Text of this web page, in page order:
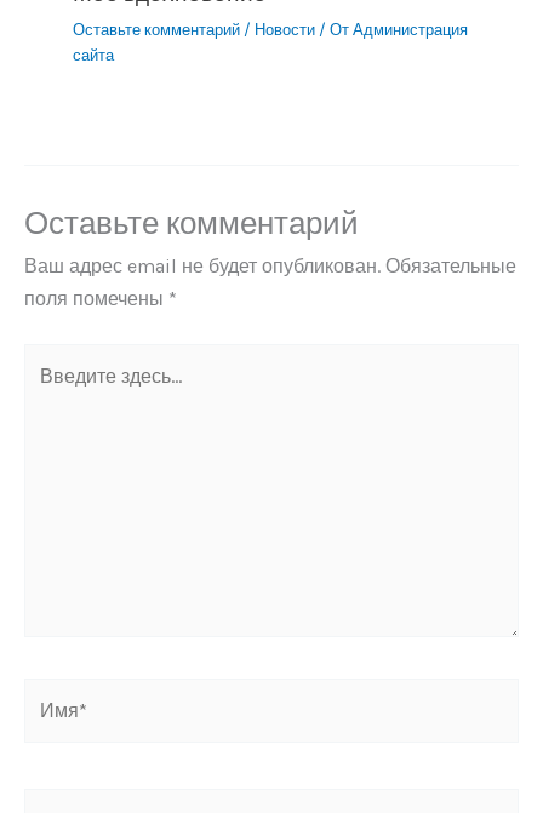
Оставьте комментарий / Новости / От Администрация
сайта
Оставьте комментарий
Ваш адрес email не будет опубликован. Обязательные
поля помечены *
здесь...